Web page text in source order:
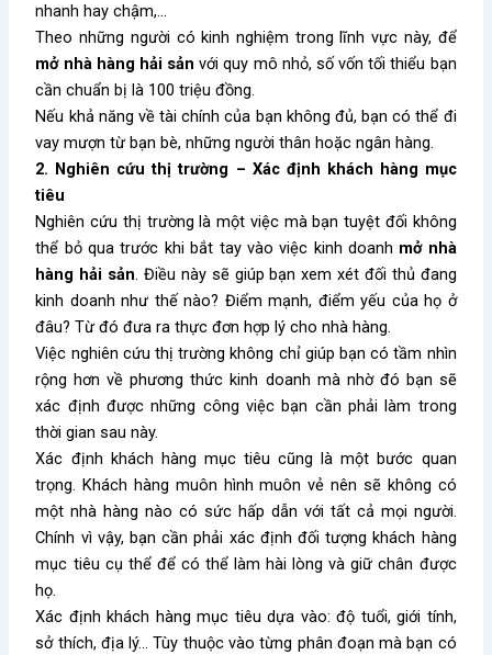
nhanh hay chậm,…
Theo những người có kinh nghiệm trong lĩnh vực này, để
mở nhà hàng hải sản với quy mô nhỏ, số vốn tối thiểu bạn
cần chuẩn bị là 100 triệu đồng.
Nếu khả năng về tài chính của bạn không đủ, bạn có thể đi
vay mượn từ bạn bè, những người thân hoặc ngân hàng.
2. Nghiên cứu thị trường – Xác định khách hàng mục
tiêu
Nghiên cứu thị trường là một việc mà bạn tuyệt đối không
thể bỏ qua trước khi bắt tay vào việc kinh doanh mở nhà
hàng hải sản. Điều này sẽ giúp bạn xem xét đối thủ đang
kinh doanh như thế nào? Điểm mạnh, điểm yếu của họ ở
đâu? Từ đó đưa ra thực đơn hợp lý cho nhà hàng.
Việc nghiên cứu thị trường không chỉ giúp bạn có tầm nhìn
rộng hơn về phương thức kinh doanh mà nhờ đó bạn sẽ
xác định được những công việc bạn cần phải làm trong
thời gian sau này.
Xác định khách hàng mục tiêu cũng là một bước quan
trọng. Khách hàng muôn hình muôn vẻ nên sẽ không có
một nhà hàng nào có sức hấp dẫn với tất cả mọi người.
Chính vì vậy, bạn cần phải xác định đối tượng khách hàng
mục tiêu cụ thể để có thể làm hài lòng và giữ chân được
họ.
Xác định khách hàng mục tiêu dựa vào: độ tuổi, giới tính,
sở thích, địa lý… Tùy thuộc vào từng phân đoạn mà bạn có